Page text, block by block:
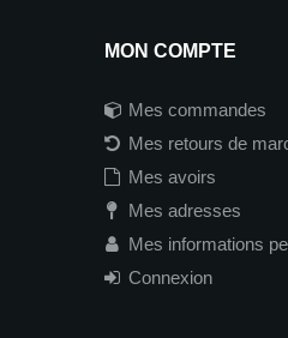
MON COMPTE
Mes commandes
Mes retours de
Mes avoirs
Mes adresses
Mes informations
Connexion